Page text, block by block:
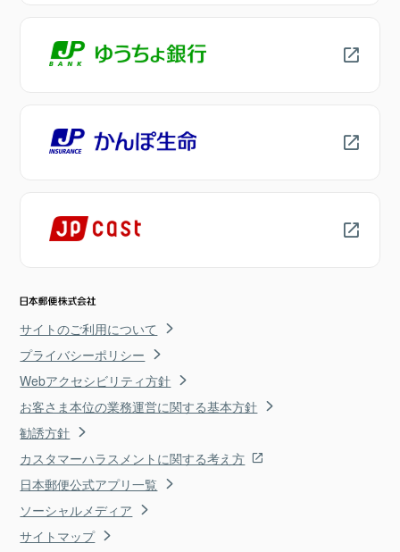
サイトのご利用について
プライバシーポリシー
Webアクセシビリティ方針
お客さま本位の業務運営に関する基本方針
勧誘方針
カスタマーハラスメントに関する考え方
日本郵便公式アプリ一覧
ソーシャルメディア
サイトマップ